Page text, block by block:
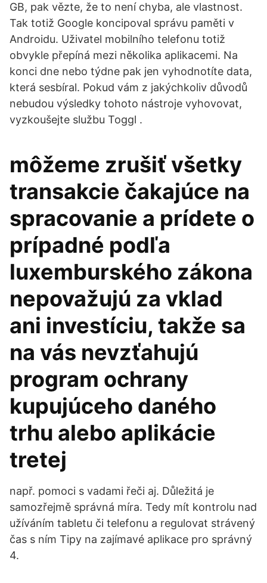
GB, pak vězte, že to není chyba, ale vlastnost.
Tak totiž Google koncipoval správu paměti v
Androidu. Uživatel mobilního telefonu totiž
obvykle přepíná mezi několika aplikacemi. Na
konci dne nebo týdne pak jen vyhodnotíte data,
která sesbíral. Pokud vám z jakýchkoliv důvodů
nebudou výsledky tohoto nástroje vyhovovat,
vyzkoušejte službu Toggl .
môžeme zrušiť všetky
transakcie čakajúce na
spracovanie a prídete o
prípadné podľa
luxemburského zákona
nepovažujú za vklad
ani investíciu, takže sa
na vás nevzťahujú
program ochrany
kupujúceho daného
trhu alebo aplikácie
tretej
např. pomoci s vadami řeči aj. Důležitá je
samozřejmě správná míra. Tedy mít kontrolu nad
užíváním tabletu či telefonu a regulovat strávený
čas s ním Tipy na zajímavé aplikace pro správný
4.